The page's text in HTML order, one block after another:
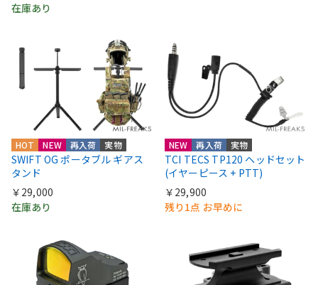
在庫あり
HOT NEW 再入荷 実物
SWIFT OG ポータブル ギアス
タンド
￥29,000
在庫あり
NEW 再入荷 実物
TCI TECS TP120 ヘッドセット
(イヤーピース + PTT)
￥29,900
残り1点 お早めに